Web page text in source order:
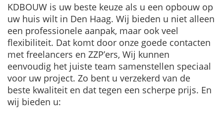
KDBOUW is uw beste keuze als u een opbouw op
uw huis wilt in Den Haag. Wij bieden u niet alleen
een professionele aanpak, maar ook veel
flexibiliteit. Dat komt door onze goede contacten
met freelancers en ZZP’ers, Wij kunnen
eenvoudig het juiste team samenstellen speciaal
voor uw project. Zo bent u verzekerd van de
beste kwaliteit en dat tegen een scherpe prijs. En
wij bieden u: